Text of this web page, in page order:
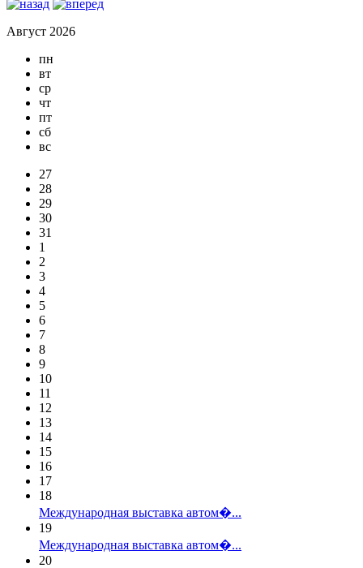
Август 2026
пн
вт
ср
чт
пт
сб
вс
27
28
29
30
31
1
2
3
4
5
6
7
8
9
10
11
12
13
14
15
16
17
18
Международная выставка автом�...
19
Международная выставка автом�...
20